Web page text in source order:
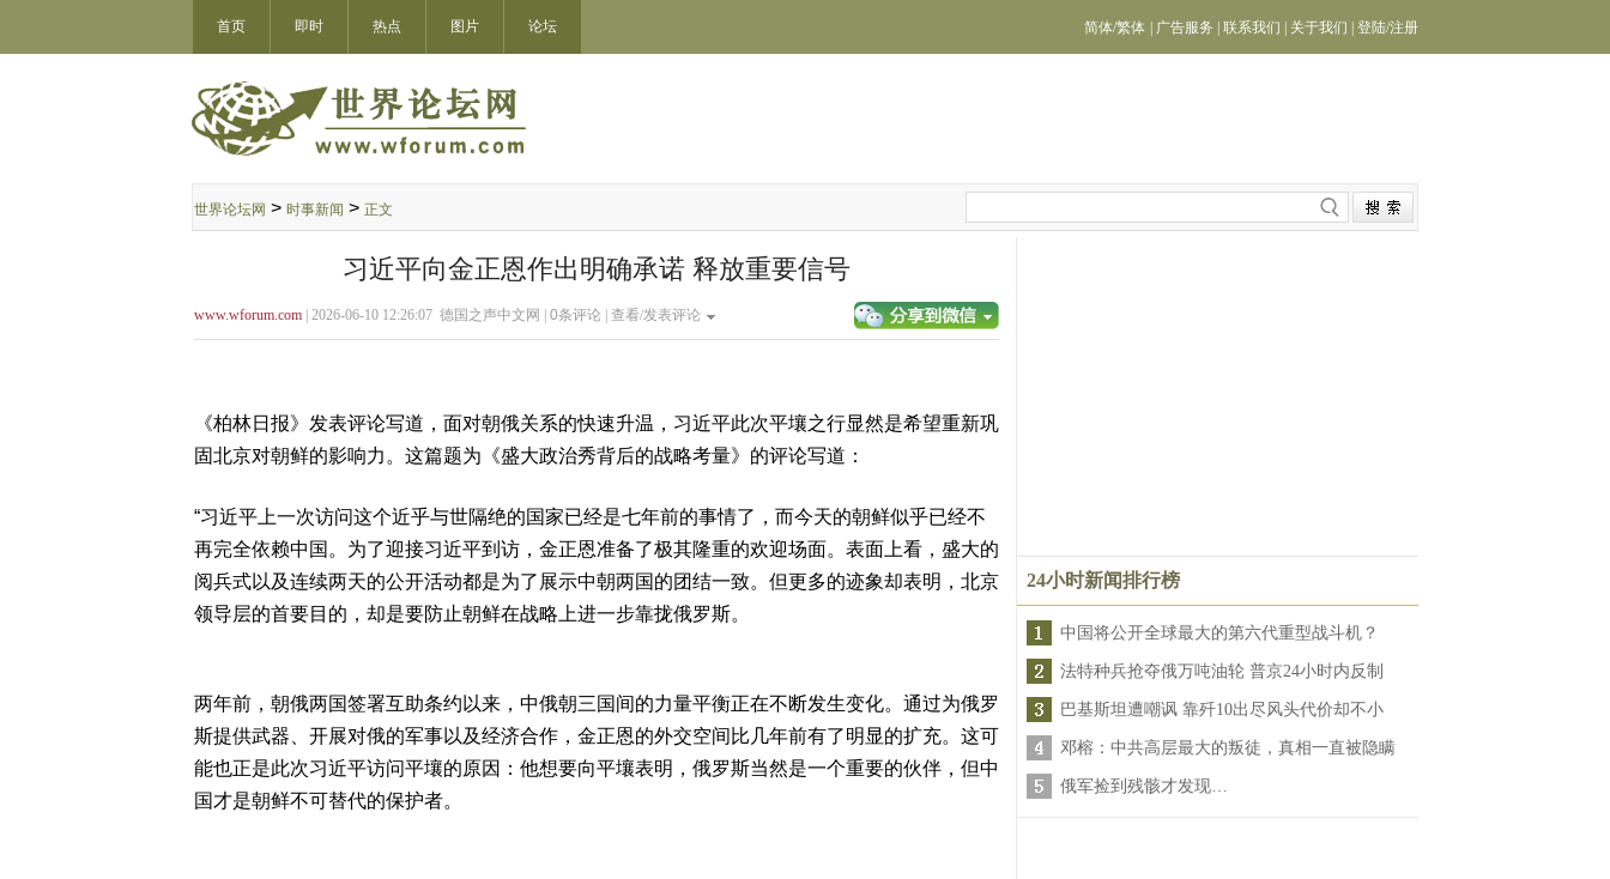
首页 即时 热点 图片 论坛 简体/繁体 广告服务 联系我们 关于我们 登陆/注册
世界论坛网 > 时事新闻 > 正文
习近平向金正恩作出明确承诺 释放重要信号
www.wforum.com | 2026-06-10 12:26:07 德国之声中文网 | 0条评论 | 查看/发表评论
《柏林日报》发表评论写道，面对朝俄关系的快速升温，习近平此次平壤之行显然是希望重新巩
固北京对朝鲜的影响力。这篇题为《盛大政治秀背后的战略考量》的评论写道：
“习近平上一次访问这个近乎与世隔绝的国家已经是七年前的事情了，而今天的朝鲜似乎已经不
再完全依赖中国。为了迎接习近平到访，金正恩准备了极其隆重的欢迎场面。表面上看，盛大的
阅兵式以及连续两天的公开活动都是为了展示中朝两国的团结一致。但更多的迹象却表明，北京
领导层的首要目的，却是要防止朝鲜在战略上进一步靠拢俄罗斯。
两年前，朝俄两国签署互助条约以来，中俄朝三国间的力量平衡正在不断发生变化。通过为俄罗
斯提供武器、开展对俄的军事以及经济合作，金正恩的外交空间比几年前有了明显的扩充。这可
能也正是此次习近平访问平壤的原因：他想要向平壤表明，俄罗斯当然是一个重要的伙伴，但中
国才是朝鲜不可替代的保护者。
24小时新闻排行榜
中国将公开全球最大的第六代重型战斗机？
法特种兵抢夺俄万吨油轮 普京24小时内反制
巴基斯坦遭嘲讽 靠歼10出尽风头代价却不小
邓榕：中共高层最大的叛徒，真相一直被隐瞒
俄军捡到残骸才发现…